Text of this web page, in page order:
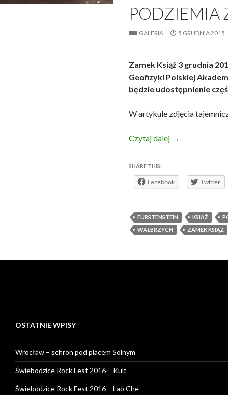
PODZIEMIA
GALERIA 5 GRUDNIA 2015
Zamek Książ 3 grudnia
Geofizyki Polskiej
będzie udostępnienie
W artykule zdjęcia
Czytaj dalej Podziemia
→
SHARE THIS:
Facebook Twitter
FURSTENSTEIN KSIĄŻ
WAŁBRZYCH
ZAMEK KSIĄŻ
OSTATNIE WPISY
Wrocław – schron pod placem Solnym
Świebodzice Rock Fest 2016 – Kult
Świebodzice Rock Fest 2016 – Lao Che